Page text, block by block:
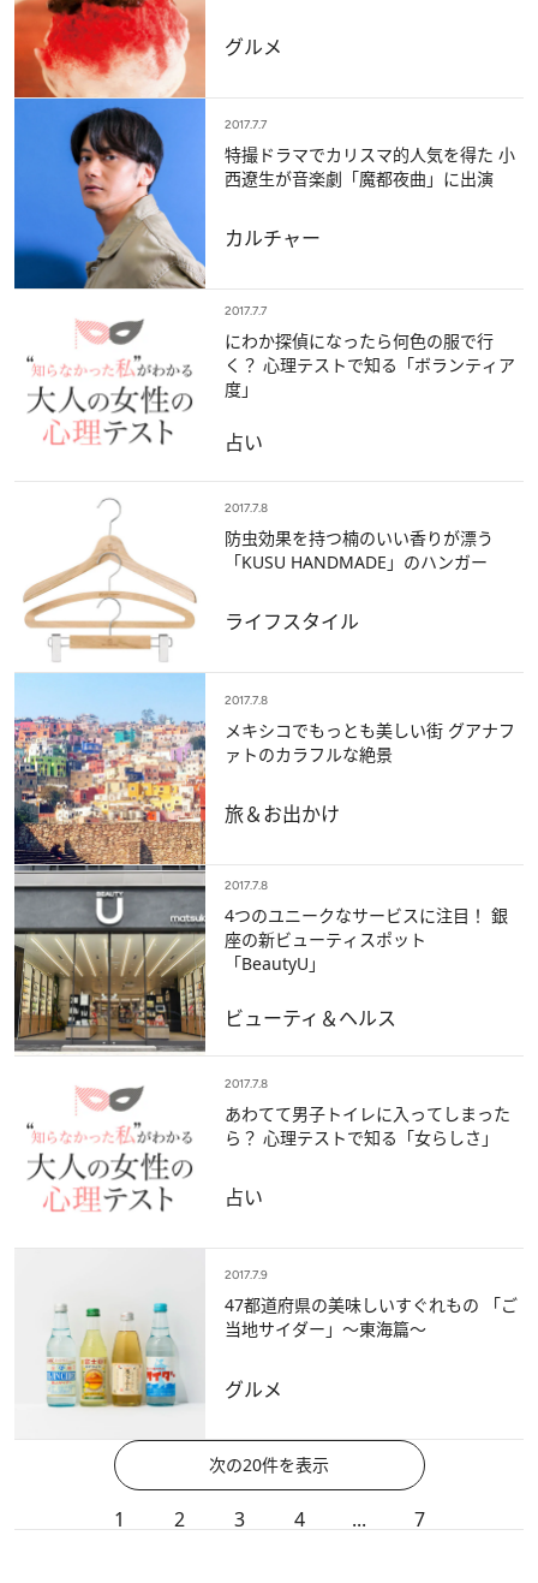
グルメ
2017.7.7
特撮ドラマでカリスマ的人気を得た 小
西遼生が音楽劇「魔都夜曲」に出演
カルチャー
2017.7.7
にわか探偵になったら何色の服で行
く？ 心理テストで知る「ボランティア
度」
占い
2017.7.8
防虫効果を持つ楠のいい香りが漂う
「KUSU HANDMADE」のハンガー
ライフスタイル
2017.7.8
メキシコでもっとも美しい街 グアナフ
ァトのカラフルな絶景
旅＆お出かけ
2017.7.8
4つのユニークなサービスに注目！ 銀
座の新ビューティスポット
「BeautyU」
ビューティ＆ヘルス
2017.7.8
あわてて男子トイレに入ってしまった
ら？ 心理テストで知る「女らしさ」
占い
2017.7.9
47都道府県の美味しいすぐれもの 「ご
当地サイダー」～東海篇～
グルメ
次の20件を表示
1 2 3 4 ... 7